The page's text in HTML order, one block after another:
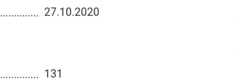
27.10.2020
131